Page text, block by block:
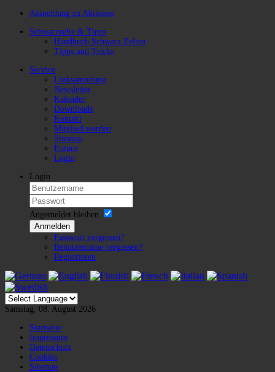
Anmeldung zu Aktionen
Schwarzzelte & Tipps
Handbuch Schwarz Zelten
Tipps und Tricks
Service
Linksammlung
Newsletter
Kalender
Downloads
Kontakt
Mitglied werden
Sitemap
Forum
Login
Login
Angemeldet bleiben
Anmelden
Passwort vergessen?
Benutzername vergessen?
Registrieren
Samstag, 08. August 2026
Startseite
Impressum
Datenschutz
Cookies
Sitemap